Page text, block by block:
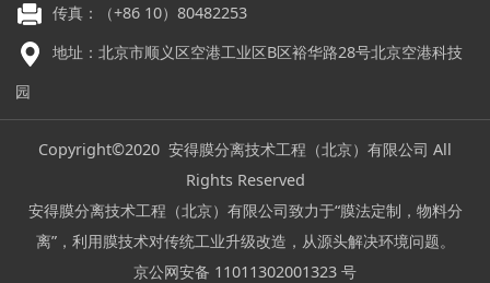
传真：（+86 10）80482253
地址：北京市顺义区空港工业区B区裕华路28号北京空港科技
园
Copyright©2020 安得膜分离技术工程（北京）有限公司 All
Rights Reserved
安得膜分离技术工程（北京）有限公司致力于“膜法定制，物料分
离”，利用膜技术对传统工业升级改造，从源头解决环境问题。
京公网安备 11011302001323 号